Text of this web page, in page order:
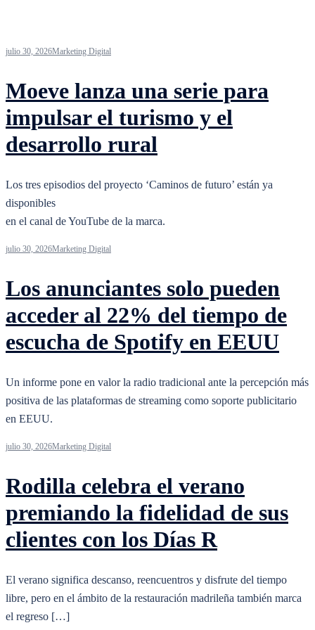
julio 30, 2026Marketing Digital
Moeve lanza una serie para
impulsar el turismo y el
desarrollo rural
Los tres episodios del proyecto ‘Caminos de futuro’ están ya
disponibles
en el canal de YouTube de la marca.
julio 30, 2026Marketing Digital
Los anunciantes solo pueden
acceder al 22% del tiempo de
escucha de Spotify en EEUU
Un informe pone en valor la radio tradicional ante la percepción más
positiva de las plataformas de streaming como soporte publicitario
en EEUU.
julio 30, 2026Marketing Digital
Rodilla celebra el verano
premiando la fidelidad de sus
clientes con los Días R
El verano significa descanso, reencuentros y disfrute del tiempo
libre, pero en el ámbito de la restauración madrileña también marca
el regreso […]